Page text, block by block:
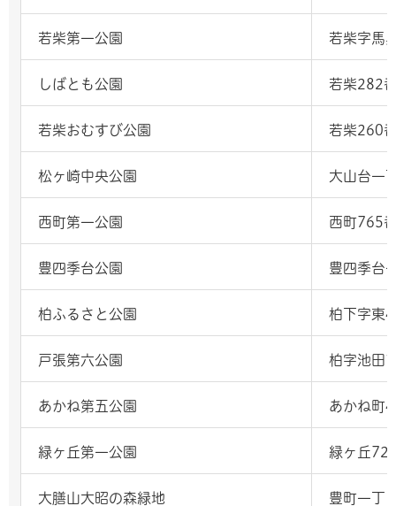
若柴第一公園 若柴字馬
しばとも公園 若柴282
若柴おむすび公園 若柴260
松ヶ崎中央公園 大山台一
西町第一公園 西町765
豊四季台公園 豊四季台
柏ふるさと公園 柏下字東
戸張第六公園 柏字池田
あかね第五公園 あかね町
緑ヶ丘第一公園 緑ヶ丘
大膳山大昭の森緑地 豊町一丁